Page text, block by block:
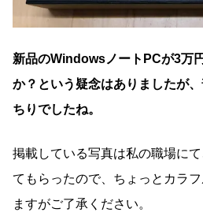
新品のWindowsノートPCが3万
か？という疑念はありましたが
ちりでしたね。
掲載している写真は私の職場に
てもらったので、ちょっとカラ
ますがご了承ください。